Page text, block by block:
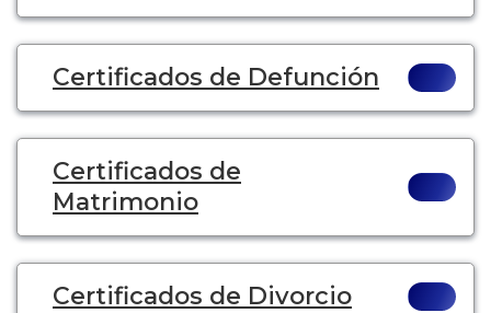
Certificados de Defunción
Certificados de
Matrimonio
Certificados de Divorcio